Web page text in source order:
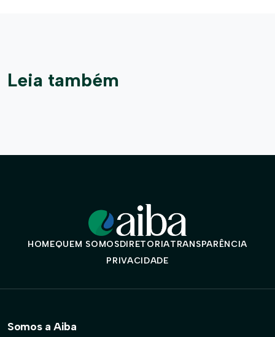
Leia também
HOMEQUEM SOMOSDIRETORIATRANSPARÊNCIA
PRIVACIDADE
Somos a Aiba